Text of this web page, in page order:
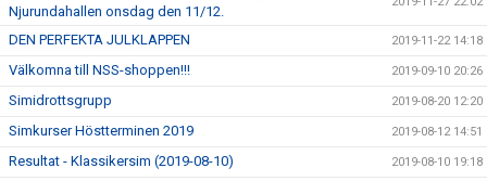
Njurundahallen onsdag den 11/12.
DEN PERFEKTA JULKLAPPEN 2019-11-22 14:18
Välkomna till NSS-shoppen!!! 2019-09-10 20:26
Simidrottsgrupp 2019-08-20 12:20
Simkurser Höstterminen 2019 2019-08-12 14:51
Resultat - Klassikersim (2019-08-10) 2019-08-10 19:18